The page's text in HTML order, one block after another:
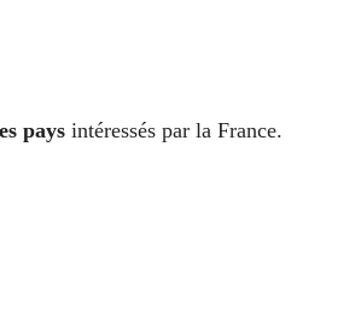
pays intéressés par la France.